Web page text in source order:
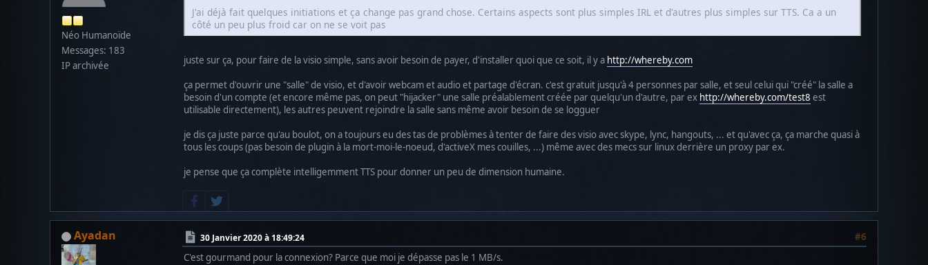
Néo Humanoïde
Messages: 183
IP archivée
J'ai déjà fait quelques initiations et ça change pas grand chose. Certains aspects sont plus simples IRL et d'autres plus simples sur TTS. Ca a un
côté un peu plus froid car on ne se voit pas
juste sur ça, pour faire de la visio simple, sans avoir besoin de payer, d'installer quoi que ce soit, il y a http://whereby.com
ça permet d'ouvrir une "salle" de visio, et d'avoir webcam et audio et partage d'écran. c'est gratuit jusqu'à 4 personnes par salle, et seul celui qui "créé" la salle a
besoin d'un compte (et encore même pas, on peut "hijacker" une salle préalablement créée par quelqu'un d'autre, par ex http://whereby.com/test8 est
utilisable directement), les autres peuvent rejoindre la salle sans même avoir besoin de se logguer
je dis ça juste parce qu'au boulot, on a toujours eu des tas de problèmes à tenter de faire des visio avec skype, lync, hangouts, ... et qu'avec ça, ça marche quasi à
tous les coups (pas besoin de plugin à la mort-moi-le-noeud, d'activeX mes couilles, ...) même avec des mecs sur linux derrière un proxy par ex.
je pense que ça complète intelligemment TTS pour donner un peu de dimension humaine.
Ayadan 30 Janvier 2020 à 18:49:24
#6
C'est gourmand pour la connexion? Parce que moi je dépasse pas le 1 MB/s.